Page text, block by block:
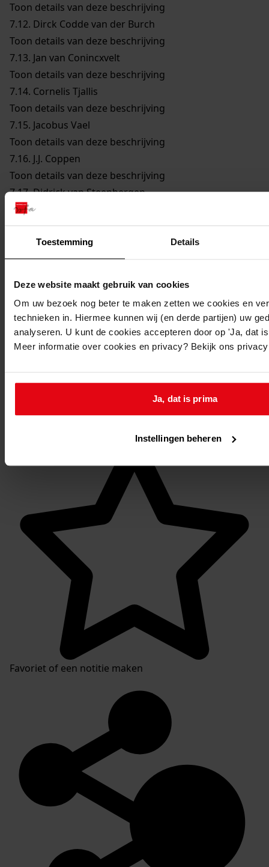
Toestemming Details
Deze website maakt gebruik van cookies
Om uw bezoek nog beter te maken zetten we cookies en
technieken in. Hiermee kunnen wij (en derde partijen) uw
analyseren. U kunt de cookies accepteren door op 'Ja, dat
Meer informatie over cookies en privacy? Bekijk ons
Ja, dat is prima
Instellingen beheren
Toon details van deze beschrijving
7.12. Dirck Codde van der Burch
Toon details van deze beschrijving
7.13. Jan van Conincxvelt
Toon details van deze beschrijving
7.14. Cornelis Tjallis
Toon details van deze beschrijving
7.15. Jacobus Vael
Toon details van deze beschrijving
7.16. J.J. Coppen
Toon details van deze beschrijving
7.17.Didrick van Steenbergen
Toon details van deze beschrijving
7.18.Reijer Claesz. Sampson
Toon details van deze beschrijving
7.19.Remmet Jansz. Keijser
Akten, 1637-1639
991Akten, 1646-1647
1685 Notarissen in West-Friesland tot 1843, 1552-1843
Favoriet of een notitie maken